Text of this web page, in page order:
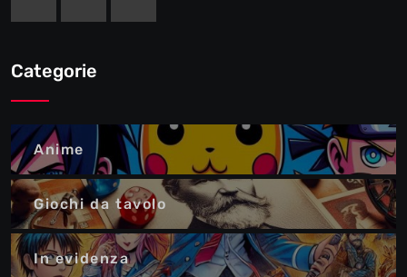
Categorie
Anime
Giochi da tavolo
In evidenza